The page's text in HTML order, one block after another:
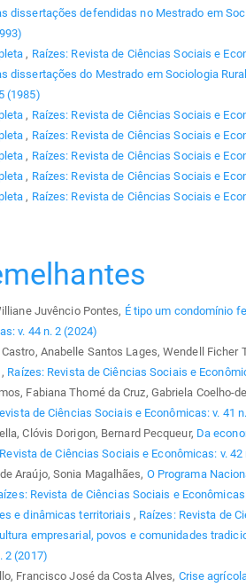
dissertações defendidas no Mestrado em
, Raízes: Revista de Ciências Sociais e
dissertações do Mestrado em Sociologia
(1985)
, Raízes: Revista de Ciências Sociais e
, Raízes: Revista de Ciências Sociais e
, Raízes: Revista de Ciências Sociais e
, Raízes: Revista de Ciências Sociais e
, Raízes: Revista de Ciências Sociais e
Juvêncio Pontes, É tipo um condomínio
v. 44 n. 2 (2024)
Anabelle Santos Lages, Wendell Ficher
, Raízes: Revista de Ciências Sociais e
Fabiana Thomé da Cruz, Gabriela Coelho-
de Ciências Sociais e Econômicas: v. 41
Clóvis Dorigon, Bernard Pecqueur, Da
de Ciências Sociais e Econômicas: v. 42
Araújo, Sonia Magalhães, O Programa
Revista de Ciências Sociais e
e dinâmicas territoriais , Raízes: Revista de
empresarial, povos e comunidades
2 (2017)
Francisco José da Costa Alves, Crise